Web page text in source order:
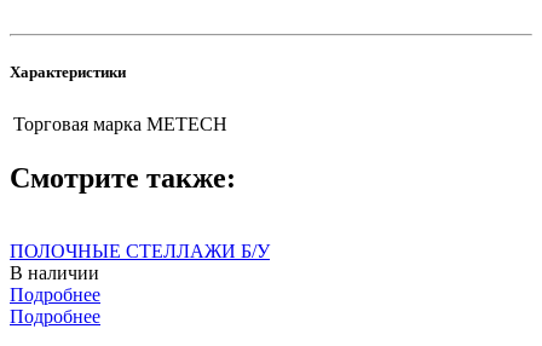
Характеристики
Торговая марка METECH
Смотрите также:
ПОЛОЧНЫЕ СТЕЛЛАЖИ Б/У
В наличии
Подробнее
Подробнее